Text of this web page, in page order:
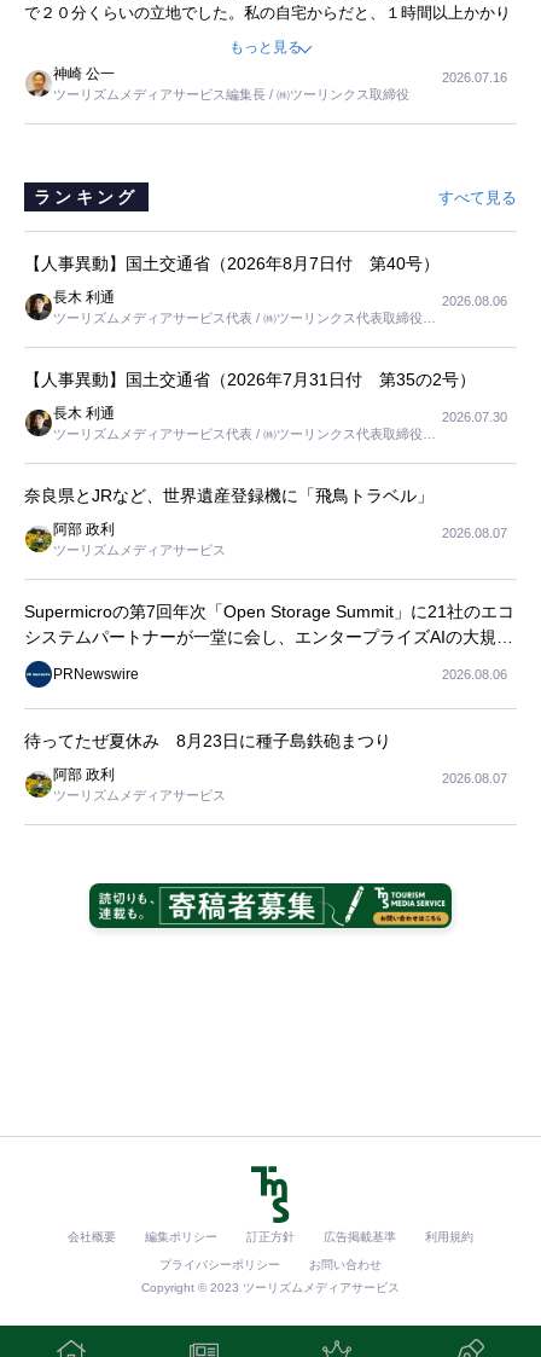
で２０分くらいの立地でした。私の自宅からだと、１時間以上かかり
ました。母の住まいから近いという理由で、その施設を選択したので
すが、私と妹にとっては、半日仕事ででした。シニアの住まい選び
は、当人だけではなく、世話をする家族の足の便も考えない外池ない
と思いました。
もっと見る
神崎 公一
ツーリズムメディアサービス編集長 / ㈱ツーリンクス取締役
2026.07.16
ランキング すべて見る
【人事異動】国土交通省（2026年8月7日付 第40号）
長木 利通
ツーリズムメディアサービス代表 / ㈱ツーリンクス代表取締役社
2026.08.06
【人事異動】国土交通省（2026年7月31日付 第35の2号）
長木 利通
ツーリズムメディアサービス代表 / ㈱ツーリンクス代表取締役社
2026.07.30
奈良県とJRなど、世界遺産登録機に「飛鳥トラベル」
阿部 政利
ツーリズムメディアサービス
2026.08.07
Supermicroの第7回年次「Open Storage Summit」に21社のエコ
システムパートナーが一堂に会し、エンタープライズAIの大規模
導入に関する実践的なガイダンスを共有
PRNewswire 2026.08.06
待ってたぜ夏休み 8月23日に種子島鉄砲まつり
阿部 政利
ツーリズムメディアサービス
2026.08.07
会社概要 編集ポリシー 訂正方針 広告掲載基準 利用規約
プライバシーポリシー
お問い合わせ
Copyright © 2023 ツーリズムメディアサービス